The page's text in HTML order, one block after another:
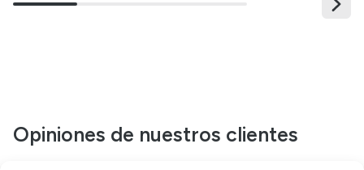
Opiniones de nuestros clientes